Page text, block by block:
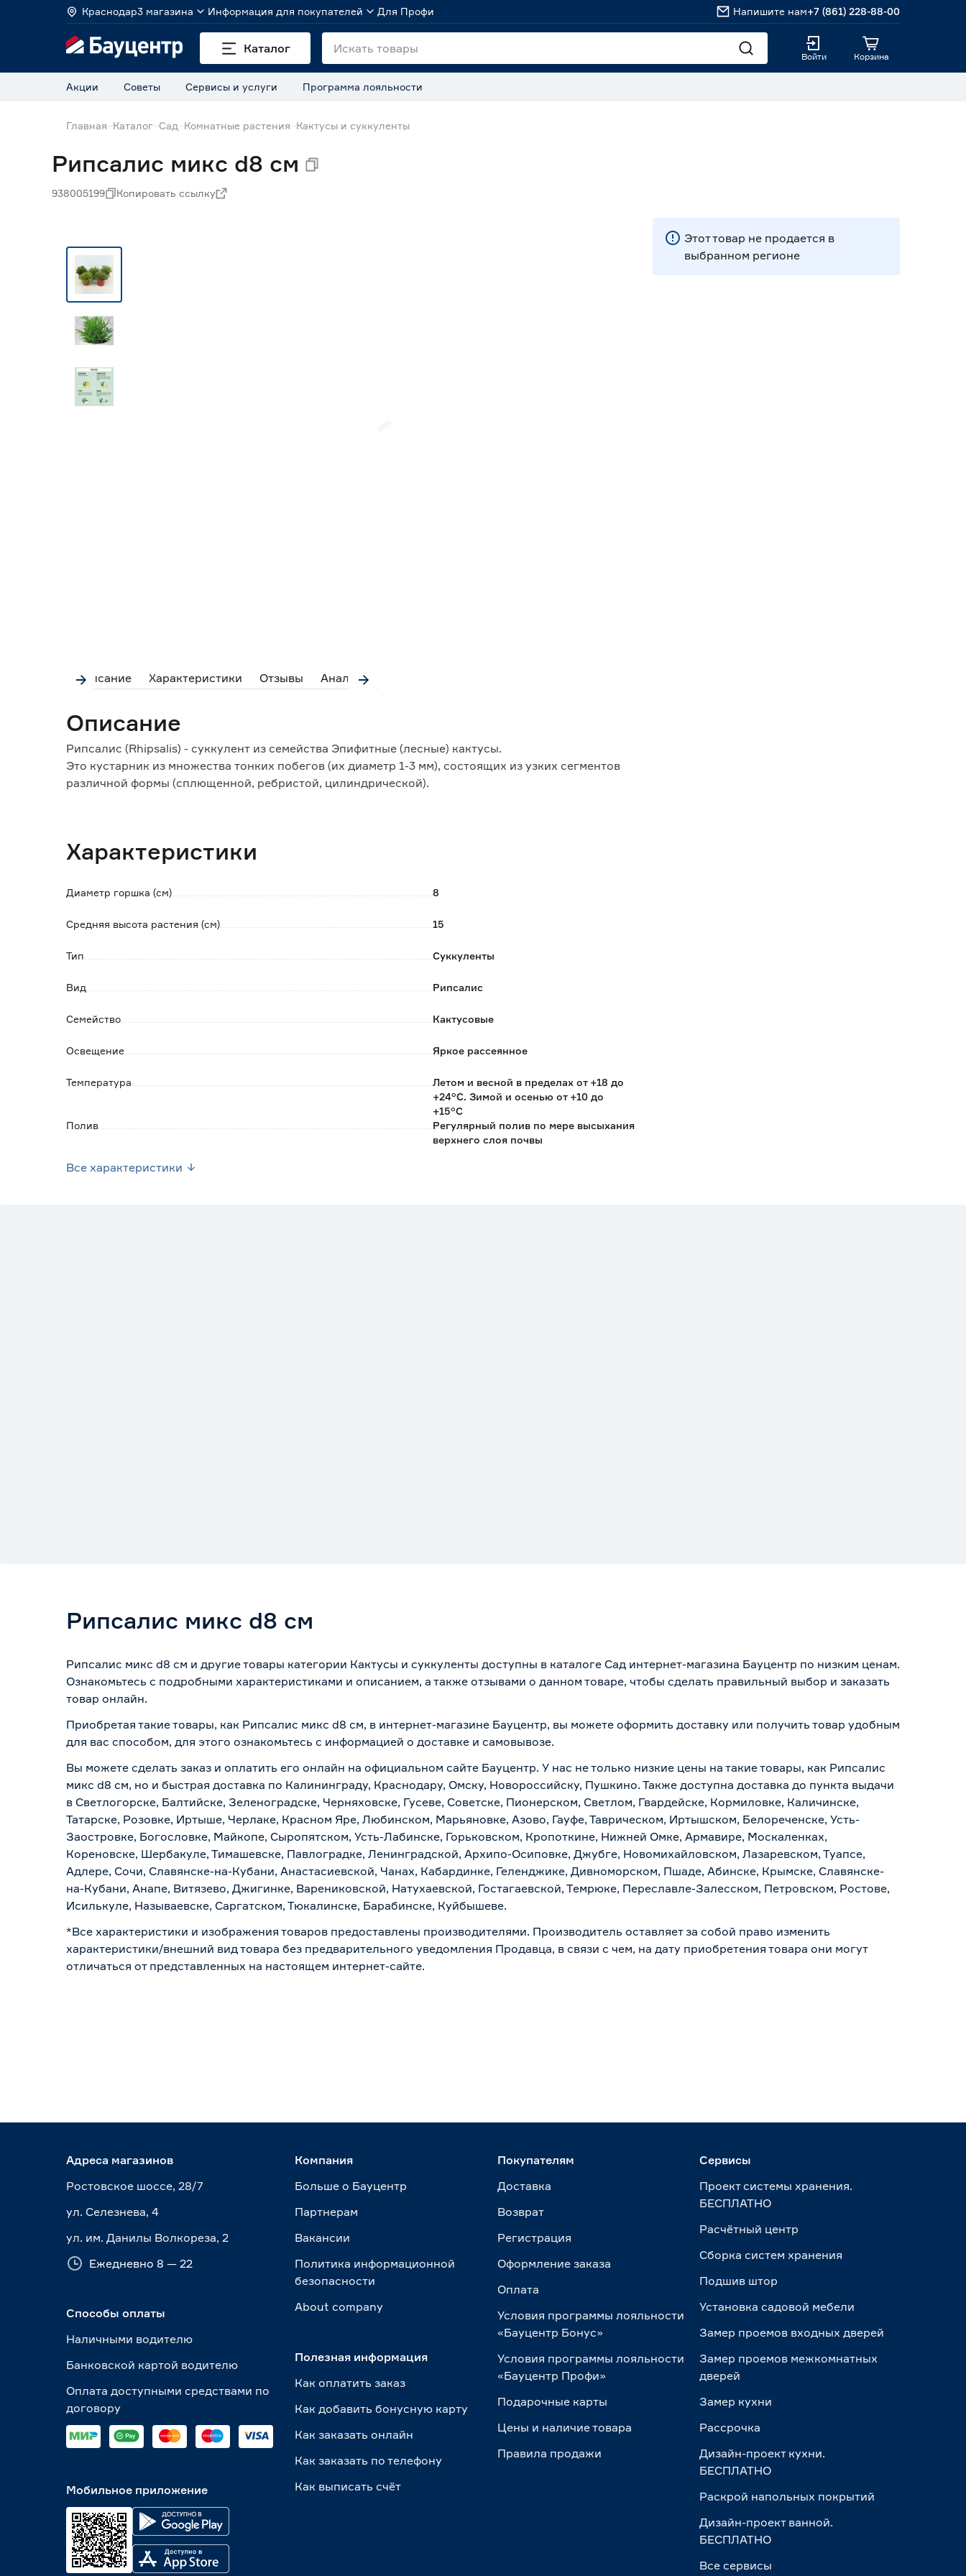
Краснодар3 магазина Информация для покупателей Для Профи Напишите нам+7 (861) 228-88-00
Каталог
Войти Корзина
Акции Советы Сервисы и услуги Программа лояльности
Главная Каталог Сад Комнатные растения Кактусы и суккуленты
Рипсалис микс d8 см
938005199 Копировать ссылку
Описание Характеристики Отзывы Аналоги
Описание
Рипсалис (Rhipsalis) - суккулент из семейства Эпифитные (лесные) кактусы.
Это кустарник из множества тонких побегов (их диаметр 1-3 мм), состоящих из узких сегментов
различной формы (сплющенной, ребристой, цилиндрической).
стебля, либо по всей его длине.
Растение часто выращивается в качестве декоративнолиственного ампельного.
Характеристики
Диаметр горшка (см) 8
Средняя высота растения (см) 15
Тип Суккуленты
Вид Рипсалис
Семейство Кактусовые
Освещение Яркое рассеянное
Температура
Летом и весной в пределах от +18 до
+24°С. Зимой и осенью от +10 до
+15°С
Полив
Регулярный полив по мере высыхания
верхнего слоя почвы
Все характеристики
Этот товар не продается в
выбранном регионе
Рипсалис микс d8 см
Рипсалис микс d8 см и другие товары категории Кактусы и суккуленты доступны в каталоге Сад интернет-магазина Бауцентр по низким ценам.
Ознакомьтесь с подробными характеристиками и описанием, а также отзывами о данном товаре, чтобы сделать правильный выбор и заказать
товар онлайн.
Приобретая такие товары, как Рипсалис микс d8 см, в интернет-магазине Бауцентр, вы можете оформить доставку или получить товар удобным
для вас способом, для этого ознакомьтесь с информацией о доставке и самовывозе.
Вы можете сделать заказ и оплатить его онлайн на официальном сайте Бауцентр. У нас не только низкие цены на такие товары, как Рипсалис
микс d8 см, но и быстрая доставка по Калининграду, Краснодару, Омску, Новороссийску, Пушкино. Также доступна доставка до пункта выдачи
в Светлогорске, Балтийске, Зеленоградске, Черняховске, Гусеве, Советске, Пионерском, Светлом, Гвардейске, Кормиловке, Каличинске,
Татарске, Розовке, Иртыше, Черлаке, Красном Яре, Любинском, Марьяновке, Азово, Гауфе, Таврическом, Иртышском, Белореченске, Усть-
Заостровке, Богословке, Майкопе, Сыропятском, Усть-Лабинске, Горьковском, Кропоткине, Нижней Омке, Армавире, Москаленках,
Кореновске, Шербакуле, Тимашевске, Павлоградке, Ленинградской, Архипо-Осиповке, Джубге, Новомихайловском, Лазаревском, Туапсе,
Адлере, Сочи, Славянске-на-Кубани, Анастасиевской, Чанах, Кабардинке, Геленджике, Дивноморском, Пшаде, Абинске, Крымске, Славянске-
на-Кубани, Анапе, Витязево, Джигинке, Варениковской, Натухаевской, Гостагаевской, Темрюке, Переславле-Залесском, Петровском, Ростове,
Исилькуле, Называевске, Саргатском, Тюкалинске, Барабинске, Куйбышеве.
*Все характеристики и изображения товаров предоставлены производителями. Производитель оставляет за собой право изменить
характеристики/внешний вид товара без предварительного уведомления Продавца, в связи с чем, на дату приобретения товара они могут
отличаться от представленных на настоящем интернет-сайте.
Адреса магазинов
Ростовское шоссе, 28/7
ул. Селезнева, 4
ул. им. Данилы Волкореза, 2
Ежедневно 8 — 22
Способы оплаты
Наличными водителю
Банковской картой водителю
Оплата доступными средствами по
договору
Мобильное приложение
Компания
Больше о Бауцентр
Партнерам
Вакансии
Политика информационной
безопасности
About сompany
Полезная информация
Как оплатить заказ
Как добавить бонусную карту
Как заказать онлайн
Как заказать по телефону
Как выписать счёт
Покупателям
Доставка
Возврат
Регистрация
Оформление заказа
Оплата
Условия программы лояльности
«Бауцентр Бонус»
Условия программы лояльности
«Бауцентр Профи»
Подарочные карты
Цены и наличие товара
Правила продажи
Сервисы
Проект системы хранения.
БЕСПЛАТНО
Расчётный центр
Сборка систем хранения
Подшив штор
Установка садовой мебели
Замер проемов входных дверей
Замер проемов межкомнатных
дверей
Замер кухни
Рассрочка
Дизайн-проект кухни.
БЕСПЛАТНО
Раскрой напольных покрытий
Дизайн-проект ванной.
БЕСПЛАТНО
Все сервисы